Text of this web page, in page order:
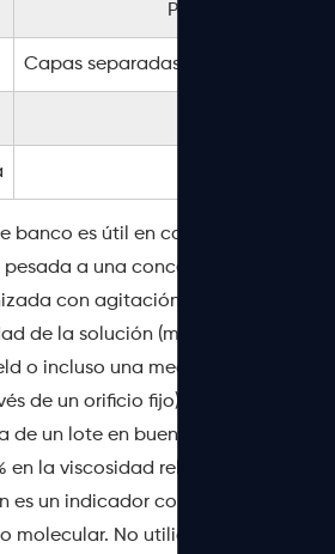
Polvo fino,
Capas separadas (superior
banco es útil en caso de duda:
a una concentración del
con agitación controlada y
de la solución (mediante un
o incluso una medición del
de un orificio fijo) con una
de un lote en buen estado. Una
en la viscosidad relativa a la
es un indicador confiable de la
molecular. No utilice material